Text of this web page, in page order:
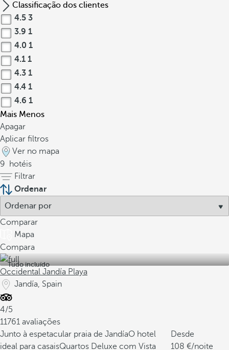
Classificação dos clientes
4.5 3
3.9 1
4.0 1
4.1 1
4.3 1
4.4 1
4.6 1
Mais Menos
Apagar
Aplicar filtros
Ver no mapa
9
hotéis
Filtrar
Ordenar
Comparar
Mapa
Compara
Tudo incluído
Occidental Jandía Playa
Jandía, Spain
4/5
11761 avaliações
Junto à espetacular praia de JandíaO hotel
ideal para casaisQuartos Deluxe com Vista
Desde
108
/noite